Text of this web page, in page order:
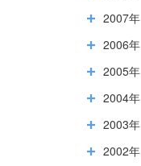
2007年
2006年
2005年
2004年
2003年
2002年